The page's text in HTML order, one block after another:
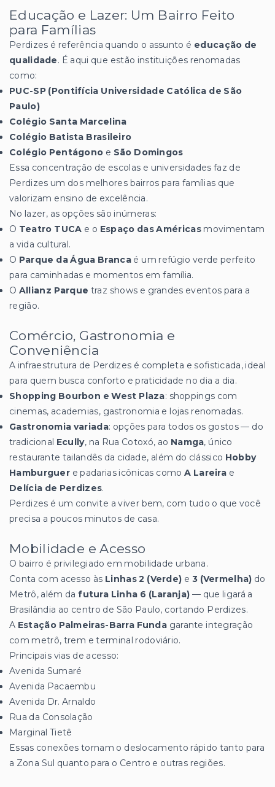
Educação e Lazer: Um Bairro Feito
para Famílias
Perdizes é referência quando o assunto é educação de
qualidade. É aqui que estão instituições renomadas
como:
PUC-SP (Pontifícia Universidade Católica de São
Paulo)
Colégio Santa Marcelina
Colégio Batista Brasileiro
Colégio Pentágono e São Domingos
Essa concentração de escolas e universidades faz de
Perdizes um dos melhores bairros para famílias que
valorizam ensino de excelência.
No lazer, as opções são inúmeras:
O Teatro TUCA e o Espaço das Américasmovimentam
a vida cultural.
O Parque da Água Brancaé um refúgio verde perfeito
para caminhadas e momentos em família.
O Allianz Parque traz shows e grandes eventos para a
região.
Comércio, Gastronomia e
Conveniência
A infraestrutura de Perdizes é completa e sofisticada, ideal
para quem busca conforto e praticidade no dia a dia.
Shopping Bourbon e West Plaza: shoppings com
cinemas, academias, gastronomia e lojas renomadas.
Gastronomia variada: opções para todos os gostos — do
tradicional Ecully, na Rua Cotoxó, ao Namga, único
restaurante tailandês da cidade, além do clássico Hobby
Hamburguer e padarias icônicas comoA Lareira e
Delícia de Perdizes.
Perdizes é um convite a viver bem, com tudo o que você
precisa a poucos minutos de casa.
Mobilidade e Acesso
O bairro é privilegiado em mobilidade urbana.
Conta com acesso às Linhas 2 (Verde) e 3 (Vermelha) do
Metrô, além dafutura Linha 6 (Laranja) — que ligará a
Brasilândia ao centro de São Paulo, cortando Perdizes.
A Estação Palmeiras-Barra Funda garante integração
com metrô, trem e terminal rodoviário.
Principais vias de acesso:
Avenida Sumaré
Avenida Pacaembu
Avenida Dr. Arnaldo
Rua da Consolação
Marginal Tietê
Essas conexões tornam o deslocamento rápido tanto para
a Zona Sul quanto para o Centro e outras regiões.